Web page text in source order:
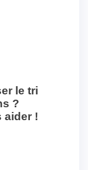
le tri
?
aider !